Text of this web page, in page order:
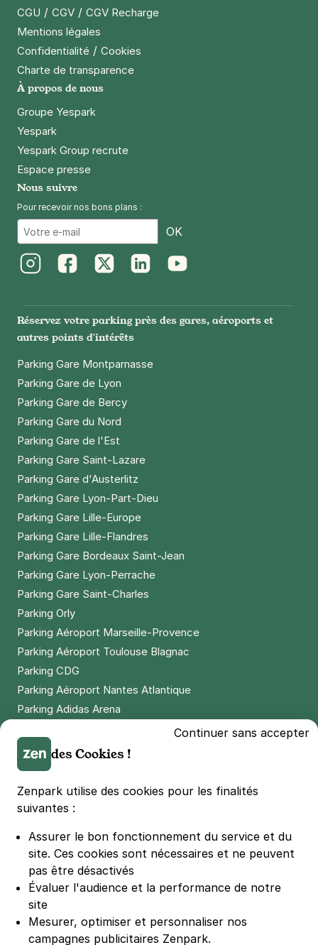
CGU / CGV / CGV Recharge
Mentions légales
Confidentialité / Cookies
Charte de transparence
À propos de nous
Groupe Yespark
Yespark
Yespark Group recrute
Espace presse
Nous suivre
Pour recevoir nos bons plans :
OK
Réservez votre parking près des gares, aéroports et
autres points d'intérêts
Parking Gare Montparnasse
Parking Gare de Lyon
Parking Gare de Bercy
Parking Gare du Nord
Parking Gare de l'Est
Parking Gare Saint-Lazare
Parking Gare d'Austerlitz
Parking Gare Lyon-Part-Dieu
Parking Gare Lille-Europe
Parking Gare Lille-Flandres
Parking Gare Bordeaux Saint-Jean
Parking Gare Lyon-Perrache
Parking Gare Saint-Charles
Parking Orly
Parking Aéroport Marseille-Provence
Parking Aéroport Toulouse Blagnac
Parking CDG
Parking Aéroport Nantes Atlantique
Parking Adidas Arena
Parking LDLC Arena
Parking Stade Pierre Mauroy
Parking Groupama Stadium
Parking Vélodrome
Parking Bercy
Parking La Défense Arena
Parking Les 4 temps
Parking Nation
Parking Porte de Versailles
Parking Lille Grand Palais
Continuer sans accepter
des Cookies !
Zenpark utilise des cookies pour les finalités
suivantes :
Assurer le bon fonctionnement du service et du
site. Ces cookies sont nécessaires et ne peuvent
pas être désactivés
Évaluer l'audience et la performance de notre
site
Mesurer, optimiser et personnaliser nos
campagnes publicitaires Zenpark.